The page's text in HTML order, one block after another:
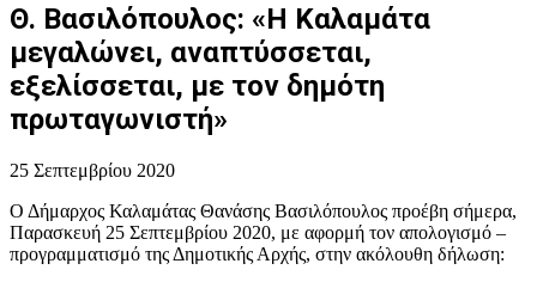
Θ. Βασιλόπουλος: «Η Καλαμάτα
μεγαλώνει, αναπτύσσεται,
εξελίσσεται, με τον δημότη
πρωταγωνιστή»
25 Σεπτεμβρίου 2020
Ο Δήμαρχος Καλαμάτας Θανάσης Βασιλόπουλος προέβη σήμερα,
Παρασκευή 25 Σεπτεμβρίου 2020, με αφορμή τον απολογισμό –
προγραμματισμό της Δημοτικής Αρχής, στην ακόλουθη δήλωση: